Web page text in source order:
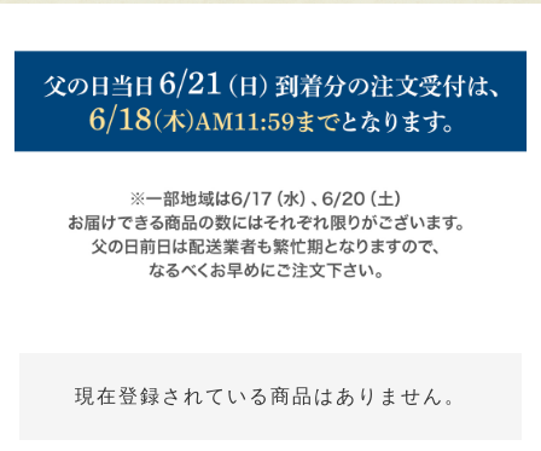
現在登録されている商品はありません。